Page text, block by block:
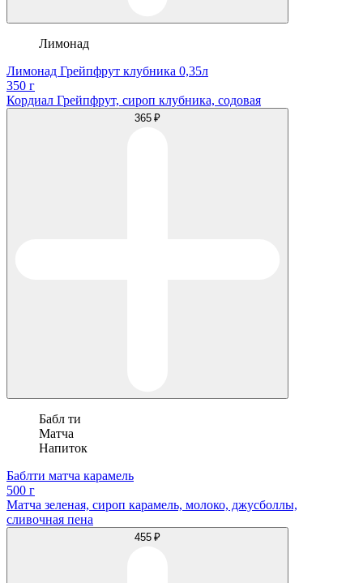
Лимонад
Лимонад Грейпфрут клубника 0,35л
350 г
Кордиал Грейпфрут, сироп клубника, содовая
365 ₽
Бабл ти
Матча
Напиток
Баблти матча карамель
500 г
Матча зеленая, сироп карамель, молоко, джусболлы,
сливочная пена
455 ₽